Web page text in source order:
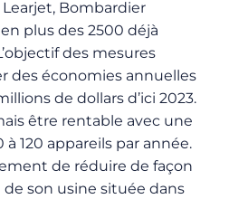
Bombardier
plus des 2500 déjà
des mesures
des économies annuelles
de dollars d’ici 2023.
être rentable avec une
120 appareils par année.
de réduire de façon
son usine située dans